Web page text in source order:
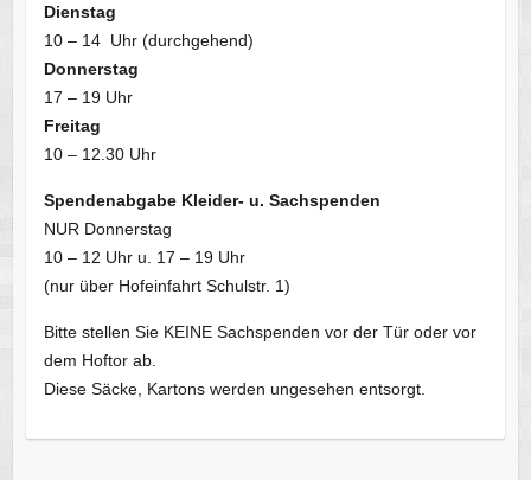
Dienstag
10 – 14 Uhr (durchgehend)
Donnerstag
17 – 19 Uhr
Freitag
10 – 12.30 Uhr
Spendenabgabe Kleider- u. Sachspenden
NUR Donnerstag
10 – 12 Uhr u. 17 – 19 Uhr
(nur über Hofeinfahrt Schulstr. 1)
Bitte stellen Sie KEINE Sachspenden vor der Tür oder vor
dem Hoftor ab.
Diese Säcke, Kartons werden ungesehen entsorgt.